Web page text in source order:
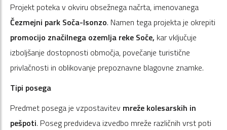
Projekt poteka v okviru obsežnega načrta, imenovanega
Čezmejni park Soča-Isonzo. Namen tega projekta je okrepiti
promocijo značilnega ozemlja reke Soče, kar vključuje
izboljšanje dostopnosti območja, povečanje turistične
privlačnosti in oblikovanje prepoznavne blagovne znamke.
Tipi posega
Predmet posega je vzpostavitev mreže kolesarskih in
pešpoti. Poseg predvideva izvedbo mreže različnih vrst poti